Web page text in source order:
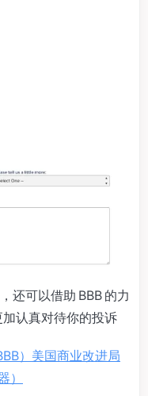
还可以借助 BBB 的力
认真对待你的投诉
）美国商业改进局
）